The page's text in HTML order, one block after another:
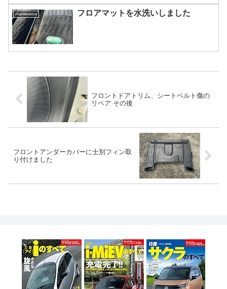
maintenance フロアマットを水洗いしました
フロントドアトリム、シートベルト傷の
リペア その後
フロントアンダーカバーに士別フィン取
り付けました